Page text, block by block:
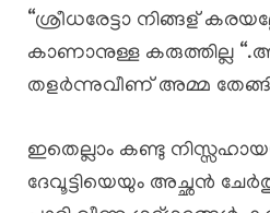
“ശ്രീധരേട്ടാ നിങ്ങള്
കാണാനുള്ള കരുത്തില്ല
തളർന്നുവീണ് അമ്മ
ഇതെല്ലാം കണ്ടു
ദേവൂട്ടിയെയും അച്ഛൻ